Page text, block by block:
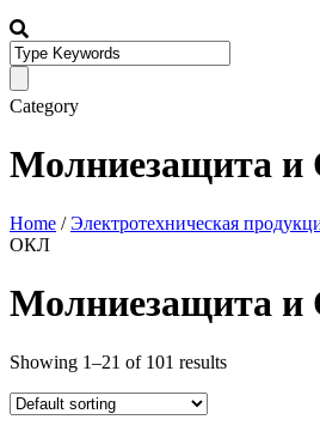
Category
Молниезащита
Home /Электротехническая
ОКЛ
Молниезащита
Showing 1–21 of 101 results